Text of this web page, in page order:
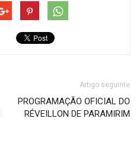
Artigo seguinte
PROGRAMAÇÃO OFICIAL DO
RÉVEILLON DE PARAMIRIM